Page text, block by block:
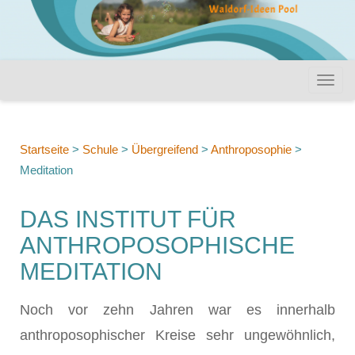
Startseite > Schule > Übergreifend > Anthroposophie >
Meditation
DAS INSTITUT FÜR
ANTHROPOSOPHISCHE
MEDITATION
Noch vor zehn Jahren war es innerhalb
anthroposophischer Kreise sehr ungewöhnlich,